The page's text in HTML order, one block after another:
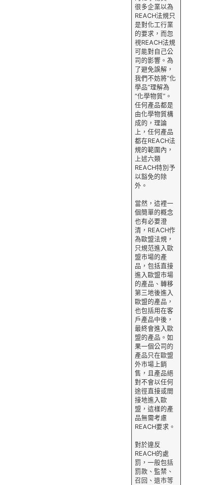
很多企業以為
REACH法規只
是對化工行業
的要求，而忽
視REACH法規
可能對自己公
司的影響。為
了避免誤解，
我們不妨將“化
學品”理解為
“化學物質”。
任何產品都是
由化學物質構
成的，理論
上，任何產品
都在REACH法
規的範圍內，
上述六類
REACH特別予
以豁免的除
外。
當然，這裡一
個簡單的概念
也有必要澄
清，REACH作
為歐盟法規，
只規范進入歐
盟市場的產
品，包括直接
進入歐盟市場
的產品、轉移
第三地後進入
歐盟的產品，
也包括用在客
戶產品中後，
最終會進入歐
盟的產品。如
果一個公司的
產品只在歐盟
外市場上銷
售，且產品絕
對不會以任何
途徑直接或間
接地進入歐
盟，這樣的產
品無需考慮
REACH要求。
對於違反
REACH的處
罰，一般包括
罰款、監禁、
召回、退市等